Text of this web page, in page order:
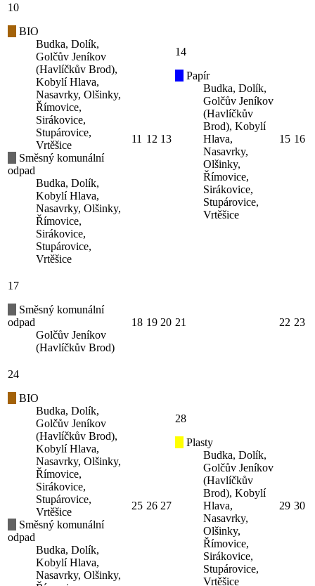
10
BIO
Budka, Dolík,
Golčův Jeníkov
(Havlíčkův Brod),
Kobylí Hlava,
Nasavrky, Olšinky,
Římovice,
Sirákovice,
Stupárovice,
Vrtěšice
Směsný komunální
odpad
Budka, Dolík,
Kobylí Hlava,
Nasavrky, Olšinky,
Římovice,
Sirákovice,
Stupárovice,
Vrtěšice
11 12 13
14
Papír
Budka, Dolík,
Golčův Jeníkov
(Havlíčkův
Brod), Kobylí
Hlava,
Nasavrky,
Olšinky,
Římovice,
Sirákovice,
Stupárovice,
Vrtěšice
15 16
17
Směsný komunální
odpad
Golčův Jeníkov
(Havlíčkův Brod)
18 19 20 21 22 23
24
BIO
Budka, Dolík,
Golčův Jeníkov
(Havlíčkův Brod),
Kobylí Hlava,
Nasavrky, Olšinky,
Římovice,
Sirákovice,
Stupárovice,
Vrtěšice
Směsný komunální
odpad
Budka, Dolík,
Kobylí Hlava,
Nasavrky, Olšinky,
25 26 27
28
Plasty
Budka, Dolík,
Golčův Jeníkov
(Havlíčkův
Brod), Kobylí
Hlava,
Nasavrky,
Olšinky,
Římovice,
Sirákovice,
Stupárovice,
Vrtěšice
29 30